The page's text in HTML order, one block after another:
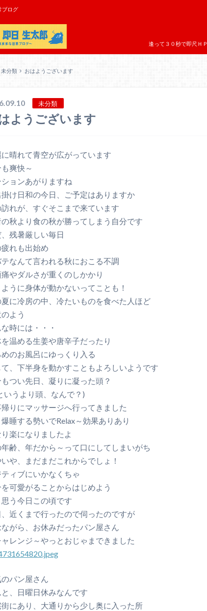
ブログ
逢って３０秒で即尺ＨＰ
未分類 おはようございます
未分類
ようございます
晴れて青空が広がっています
爽快～
ションあがりますね
掛け日和の今日、ご予定はありますか
れが、すぐそこまで来ています
秋より食の秋が勝ってしまう自分です
、残暑厳しい毎日
れも出始め
なんて言われる秋におこる不調
痛やダルさが重くのしかかり
うに身体が動かないってことも！
夏に冷房の中、冷たいものを食べた人ほど
よう
時には・・・
温める生姜や唐辛子だったり
のお風呂にゆっくり入る
て、下半身を動かすこともよろしいようです
もつい先日、凝りに凝った頭？
いうより頭、なんで？)
りにマッサージへ行ってきました
爆睡する勢いでRelax～効果ありあり
楽になりましたよ
年齢、年だから～って口にしてしまいがち
や、まだまだこれからでしょ！
ィブにいかなくちゃ
を可愛がることからはじめよう
思う今日この頃です
、近くまで行ったので伺ったのですが
がら、お休みだったパン屋さん
レンジ～やっとおじゃまできました
のパン屋さん
と、日曜日休みなんです
にあり、大通りから少し奥に入った所